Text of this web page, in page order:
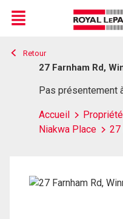
Live
En Direct
Menu
Retour
27 Farnham Rd,
Pas présentement
Accueil
Niakwa Place
27